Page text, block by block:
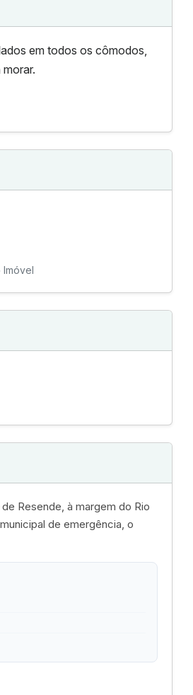
em todos os cômodos,
Resende, à margem do Rio
de emergência, o